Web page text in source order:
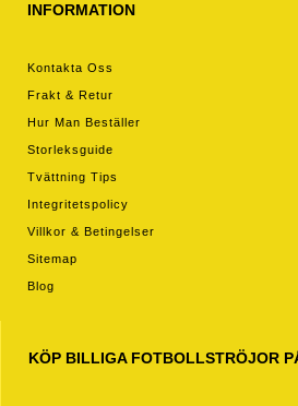
INFORMATION
Kontakta Oss
Frakt & Retur
Hur Man Beställer
Storleksguide
Tvättning Tips
Integritetspolicy
Villkor & Betingelser
Sitemap
Blog
KÖP BILLIGA FOTBOLLSTRÖJOR